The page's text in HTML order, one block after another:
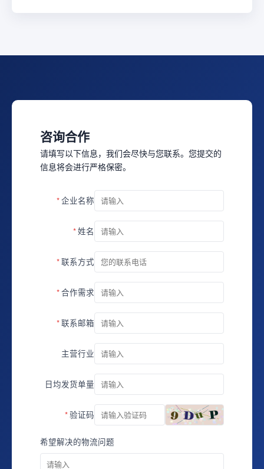
咨询合作
请填写以下信息，我们会尽快与您联系。您提交的
信息将会进行严格保密。
企业名称
姓名
联系方式
合作需求
联系邮箱
主营行业
日均发货单量
验证码
希望解决的物流问题